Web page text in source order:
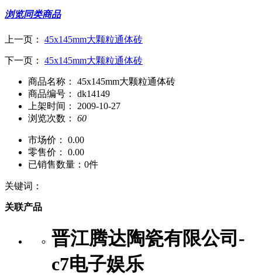
浏览同类商品
上一页： 45x145mm大颗粒通体砖
下一页： 45x145mm大颗粒通体砖
商品名称：
45x145mm大颗粒通体砖
商品编号：
dk14149
上架时间：
2009-10-27
浏览次数：
60
市场价：
0.00
零售价：
0.00
已销售数量： 0件
关键词：
关联产品
晋江腾达陶瓷有限公司-
c7电子娱乐